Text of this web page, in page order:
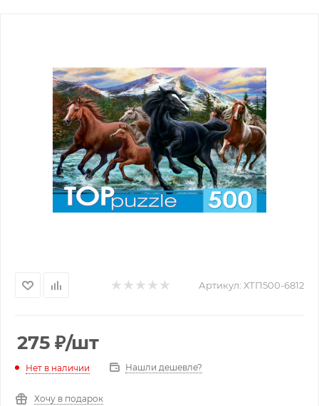
Артикул: ХТП500-6812
275 ₽/шт
Нет в наличии Нашли дешевле?
Хочу в подарок